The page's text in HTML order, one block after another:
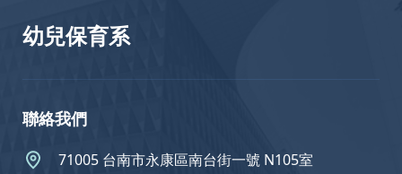
幼兒保育系
聯絡我們
71005 台南市永康區南台街一號 N105室